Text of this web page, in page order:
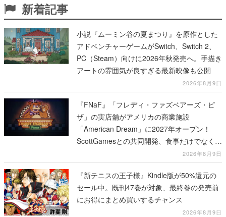
新着記事
小説『ムーミン谷の夏まつり』を原作とした
アドベンチャーゲームがSwitch、Switch 2、
PC（Steam）向けに2026年秋発売へ。手描き
アートの雰囲気が良すぎる最新映像も公開
2026年8月9日
『FNaF』「フレディ・ファズベアーズ・ピ
ザ」の実店舗がアメリカの商業施設
「American Dream」に2027年オープン！
ScottGamesとの共同開発、食事だけでなくス
テージショーや没入型のホラー体験も楽しめ
る
2026年8月9日
『新テニスの王子様』Kindle版が50%還元の
セール中。既刊47巻が対象、最終巻の発売前
にお得にまとめ買いするチャンス
2026年8月9日